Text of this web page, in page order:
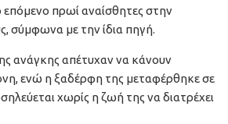
πρωί αναίσθητες στην
σύμφωνα με την ίδια πηγή.
ανάγκης απέτυχαν να κάνουν
ενώ η ξαδέρφη της μεταφέρθηκε σε
χωρίς η ζωή της να διατρέχει